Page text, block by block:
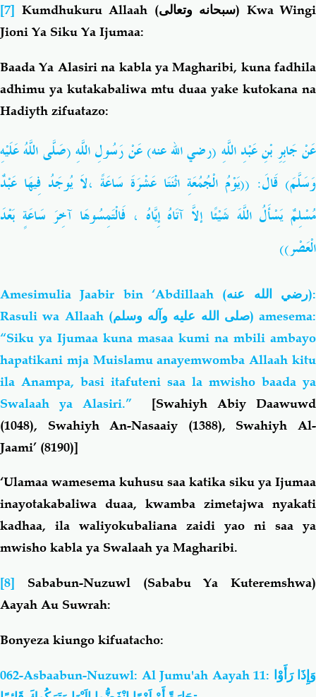
[7] Kumdhukuru Allaah (سبحانه وتعالى) Kwa Wingi
Jioni Ya Siku Ya Ijumaa:
Baada Ya Alasiri na kabla ya Magharibi, kuna fadhila
adhimu ya kutakabaliwa mtu duaa yake kutokana na
Hadiyth zifuatazo:
عَنْ جَابِرِ بْنِ عَبْدِ اللَّهِ (رضي الله عنه) عَنْ رَسُولِ اللَّهِ (صَلَّى اللَّهُ عَلَيْهِ
وَسَلَّمَ) قَالَ: ((يَوْمُ الْجُمُعَةِ اثْنَتَا عَشْرَةَ سَاعَةً ،لاَ يُوجَدُ فِيهَا عَبْدٌ
مُسْلِمٌ يَسْأَلُ اللَّهَ شَيْئًا إلاَّ آتَاهُ إِيَّاهُ ، فَالْتَمِسُوهَا آخِرَ سَاعَةٍ بَعْدَ
الْعَصْر))
Amesimulia Jaabir bin ‘Abdillaah (رضي الله عنه):
Rasuli wa Allaah (صلى الله عليه وآله وسلم) amesema:
“Siku ya Ijumaa kuna masaa kumi na mbili ambayo
hapatikani mja Muislamu anayemwomba Allaah kitu
ila Anampa, basi itafuteni saa la mwisho baada ya
Swalaah ya Alasiri.” [Swahiyh Abiy Daawuwd
(1048), Swahiyh An-Nasaaiy (1388), Swahiyh Al-
Jaami’ (8190)]
‘Ulamaa wamesema kuhusu saa katika siku ya Ijumaa
inayotakabaliwa duaa, kwamba zimetajwa nyakati
kadhaa, ila waliyokubaliana zaidi yao ni saa ya
mwisho kabla ya Swalaah ya Magharibi.
[8]
Sababun-Nuzuwl (Sababu Ya Kuteremshwa)
Aayah Au Suwrah:
Bonyeza kiungo kifuatacho:
062-Asbaabun-Nuzuwl: Al Jumu'ah Aayah 11: ‏وَإِذَا رَأَوْا